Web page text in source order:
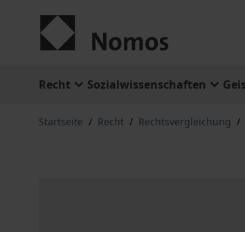
Recht Sozialwissenschaften
Startseite / Recht / Rechtsvergleichung /